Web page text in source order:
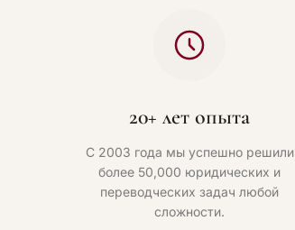
20+ лет опыта
С 2003 года мы успешно решили
более 50,000 юридических и
переводческих задач любой
сложности.